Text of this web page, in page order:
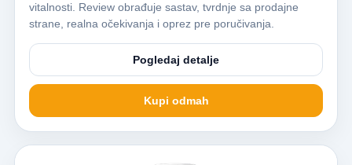
vitalnosti. Review obrađuje sastav, tvrdnje sa prodajne
strane, realna očekivanja i oprez pre poručivanja.
Pogledaj detalje
Kupi odmah